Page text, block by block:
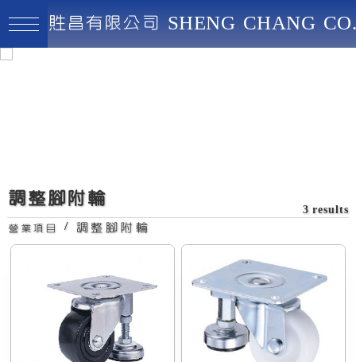
調整腳附輪
3 results
營業項目 / 調整腳附輪
貹昌有限公司 SHENG CHANG